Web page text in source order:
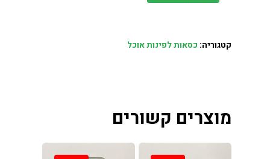
קטגוריה: כסאות לפינות אוכל
מוצרים קשורים